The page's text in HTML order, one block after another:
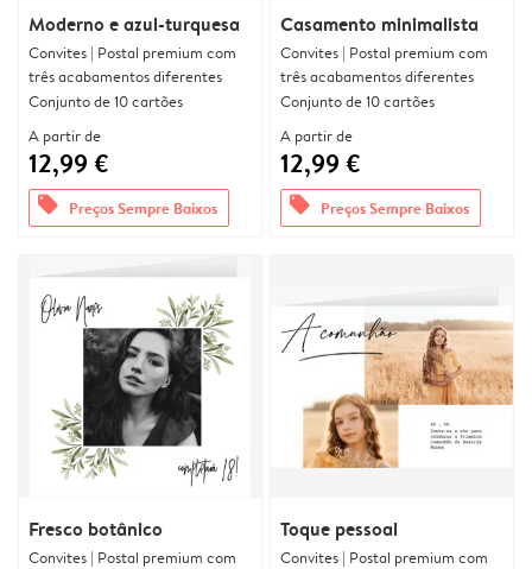
Moderno e azul-turquesa
Convites | Postal premium com
três acabamentos diferentes
Conjunto de 10 cartões
A partir de
12,99 €
offers Preços Sempre Baixos
Casamento minimalista
Convites | Postal premium com
três acabamentos diferentes
Conjunto de 10 cartões
A partir de
12,99 €
offers Preços Sempre Baixos
Fresco botânico
Convites | Postal premium com
Toque pessoal
Convites | Postal premium com